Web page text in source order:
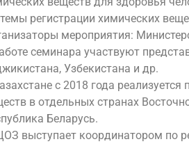
регистрации химических
мероприятия:
семинара участвуют
Узбекистана и др.
с 2018 года
в отдельных странах
Беларусь.
выступает координатором по